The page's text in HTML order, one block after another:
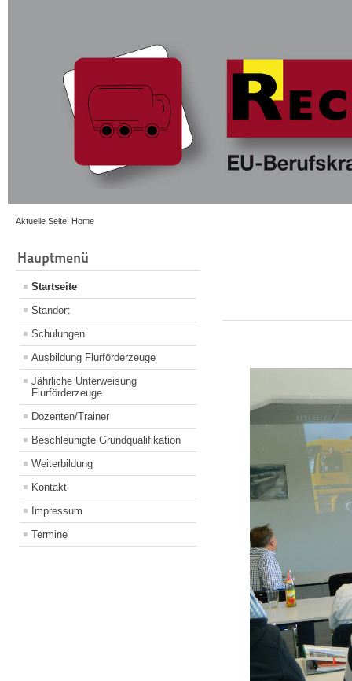
Aktuelle Seite: Home
Hauptmenü
Startseite
Standort
Schulungen
Ausbildung Flurförderzeuge
Jährliche Unterweisung
Flurförderzeuge
Dozenten/Trainer
Beschleunigte Grundqualifikation
Weiterbildung
Kontakt
Impressum
Termine